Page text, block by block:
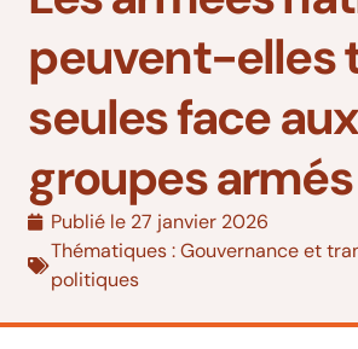
peuvent-elles
seules face aux
groupes armés
Publié le 27 janvier 2026
Thématiques :Gouvernance et
politiques